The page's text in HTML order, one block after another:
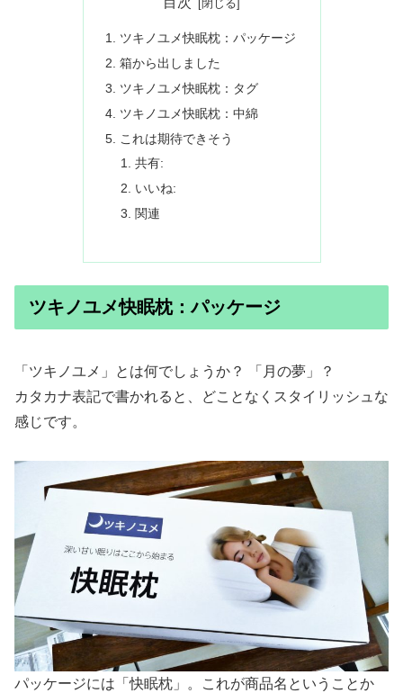
ツキノユメ快眠枕：パッケージ
箱から出しました
ツキノユメ快眠枕：タグ
ツキノユメ快眠枕：中綿
これは期待できそう
共有:
いいね:
関連
ツキノユメ快眠枕：パッケージ
「ツキノユメ」とは何でしょうか？ 「月の夢」？
カタカナ表記で書かれると、どことなくスタイリッシュな
感じです。
パッケージには「快眠枕」。これが商品名ということか